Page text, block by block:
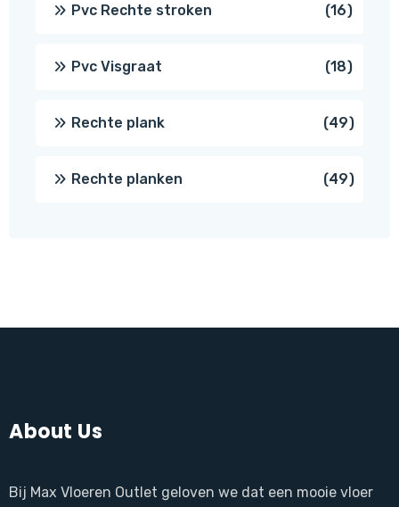
Pvc Rechte stroken 1616
Pvc Visgraat 1818
Rechte plank 4949
Rechte planken 4949
About Us
Bij Max Vloeren Outlet geloven we dat een mooie vloer